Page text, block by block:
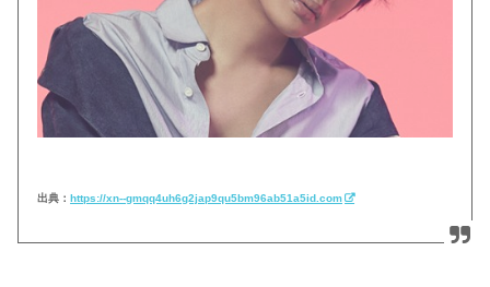
出典：https://xn--gmqq4uh6g2jap9qu5bm96ab51a5id.com